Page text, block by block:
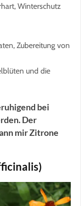
Winterschutz
Zubereitung von
und die
bei
Der
mir Zitrone